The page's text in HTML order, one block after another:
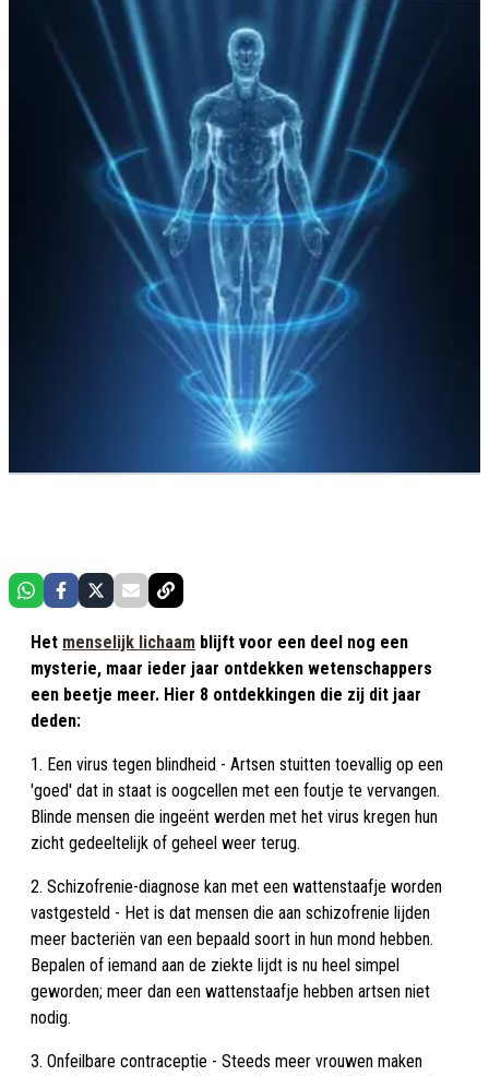
Het menselijk lichaam blijft voor een deel nog een
mysterie, maar ieder jaar ontdekken wetenschappers
een beetje meer. Hier 8 ontdekkingen die zij dit jaar
deden:
1. Een virus tegen blindheid - Artsen stuitten toevallig op een
'goed' dat in staat is oogcellen met een foutje te vervangen.
Blinde mensen die ingeënt werden met het virus kregen hun
zicht gedeeltelijk of geheel weer terug.
2. Schizofrenie-diagnose kan met een wattenstaafje worden
vastgesteld - Het is dat mensen die aan schizofrenie lijden
meer bacteriën van een bepaald soort in hun mond hebben.
Bepalen of iemand aan de ziekte lijdt is nu heel simpel
geworden; meer dan een wattenstaafje hebben artsen niet
nodig.
3. Onfeilbare contraceptie - Steeds meer vrouwen maken